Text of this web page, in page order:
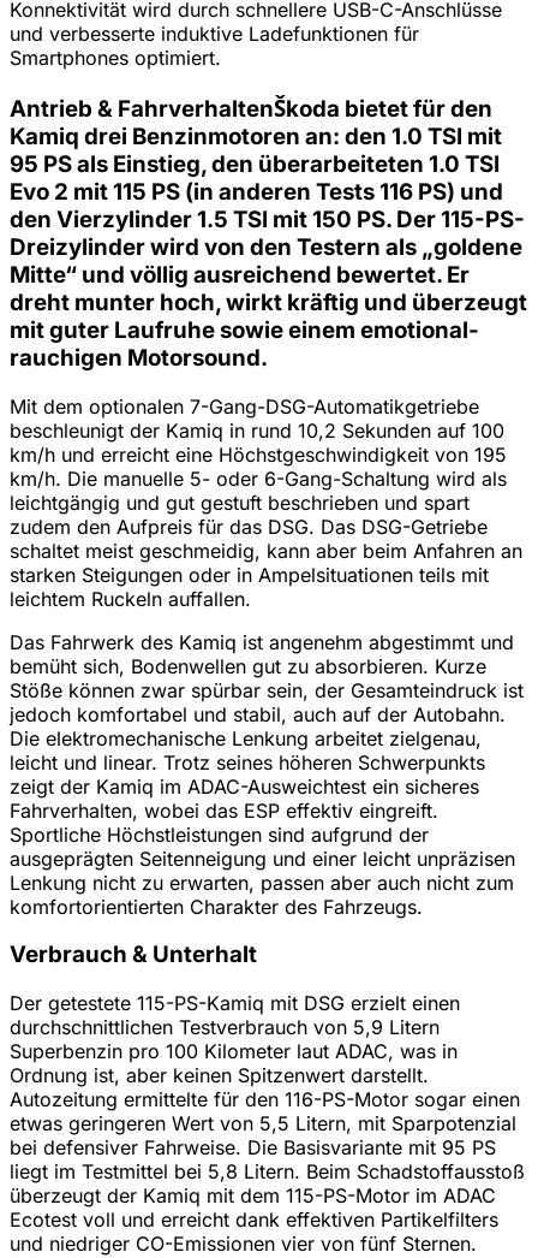
Konnektivität wird durch schnellere USB-C-Anschlüsse
und verbesserte induktive Ladefunktionen für
Smartphones optimiert.
Antrieb & FahrverhaltenŠkoda bietet für den
Kamiq drei Benzinmotoren an: den 1.0 TSI mit
95 PS als Einstieg, den überarbeiteten 1.0 TSI
Evo 2 mit 115 PS (in anderen Tests 116 PS) und
den Vierzylinder 1.5 TSI mit 150 PS. Der 115-PS-
Dreizylinder wird von den Testern als „goldene
Mitte“ und völlig ausreichend bewertet. Er
dreht munter hoch, wirkt kräftig und überzeugt
mit guter Laufruhe sowie einem emotional-
rauchigen Motorsound.
Mit dem optionalen 7-Gang-DSG-Automatikgetriebe
beschleunigt der Kamiq in rund 10,2 Sekunden auf 100
km/h und erreicht eine Höchstgeschwindigkeit von 195
km/h. Die manuelle 5- oder 6-Gang-Schaltung wird als
leichtgängig und gut gestuft beschrieben und spart
zudem den Aufpreis für das DSG. Das DSG-Getriebe
schaltet meist geschmeidig, kann aber beim Anfahren an
starken Steigungen oder in Ampelsituationen teils mit
leichtem Ruckeln auffallen.
Das Fahrwerk des Kamiq ist angenehm abgestimmt und
bemüht sich, Bodenwellen gut zu absorbieren. Kurze
Stöße können zwar spürbar sein, der Gesamteindruck ist
jedoch komfortabel und stabil, auch auf der Autobahn.
Die elektromechanische Lenkung arbeitet zielgenau,
leicht und linear. Trotz seines höheren Schwerpunkts
zeigt der Kamiq im ADAC-Ausweichtest ein sicheres
Fahrverhalten, wobei das ESP effektiv eingreift.
Sportliche Höchstleistungen sind aufgrund der
ausgeprägten Seitenneigung und einer leicht unpräzisen
Lenkung nicht zu erwarten, passen aber auch nicht zum
komfortorientierten Charakter des Fahrzeugs.
Verbrauch & Unterhalt
Der getestete 115-PS-Kamiq mit DSG erzielt einen
durchschnittlichen Testverbrauch von 5,9 Litern
Superbenzin pro 100 Kilometer laut ADAC, was in
Ordnung ist, aber keinen Spitzenwert darstellt.
Autozeitung ermittelte für den 116-PS-Motor sogar einen
etwas geringeren Wert von 5,5 Litern, mit Sparpotenzial
bei defensiver Fahrweise. Die Basisvariante mit 95 PS
liegt im Testmittel bei 5,8 Litern. Beim Schadstoffausstoß
überzeugt der Kamiq mit dem 115-PS-Motor im ADAC
Ecotest voll und erreicht dank effektiven Partikelfilters
und niedriger CO-Emissionen vier von fünf Sternen.